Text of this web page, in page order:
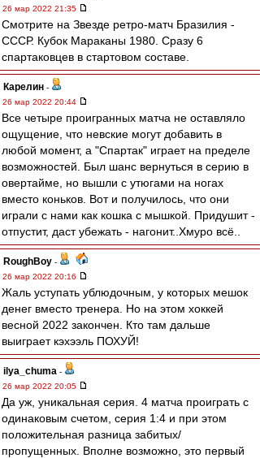
26 мар 2022 21:35
Смотрите на Звезде ретро-матч Бразилия -
СССР. Кубок Мараканы 1980. Сразу 6
спартаковцев в стартовом составе.
Карелин -
26 мар 2022 20:44
Все четыре проигранных матча не оставляло
ощущение, что невские могут добавить в
любой момент, а "Спартак" играет на пределе
возможностей. Был шанс вернуться в серию в
овертайме, но вышли с утюгами на ногах
вместо коньков. Вот и получилось, что они
играли с нами как кошка с мышкой. Придушит -
отпустит, даст убежать - нагонит..Хмуро всё..
RoughBoy -
26 мар 2022 20:16
Жаль уступать ублюдочным, у которых мешок
денег вместо тренера. Но на этом хоккей
весной 2022 закончен. Кто там дальше
выиграет кэхээль ПОХУЙ!
ilya_chuma -
26 мар 2022 20:05
Да уж, уникальная серия. 4 матча проиграть с
одинаковым счетом, серия 1:4 и при этом
положительная разница забитых/
пропущенных. Вполне возможно, это первый